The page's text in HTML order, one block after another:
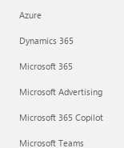
Azure
Dynamics 365
Microsoft 365
Microsoft Advertising
Microsoft 365 Copilot
Microsoft Teams